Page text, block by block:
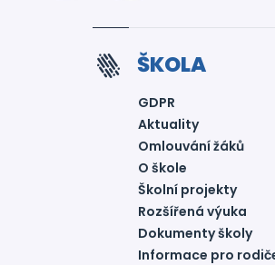
ŠKOLA
GDPR
Aktuality
Omlouvání žáků
O škole
Školní projekty
Rozšířená výuka
Dokumenty školy
Informace pro